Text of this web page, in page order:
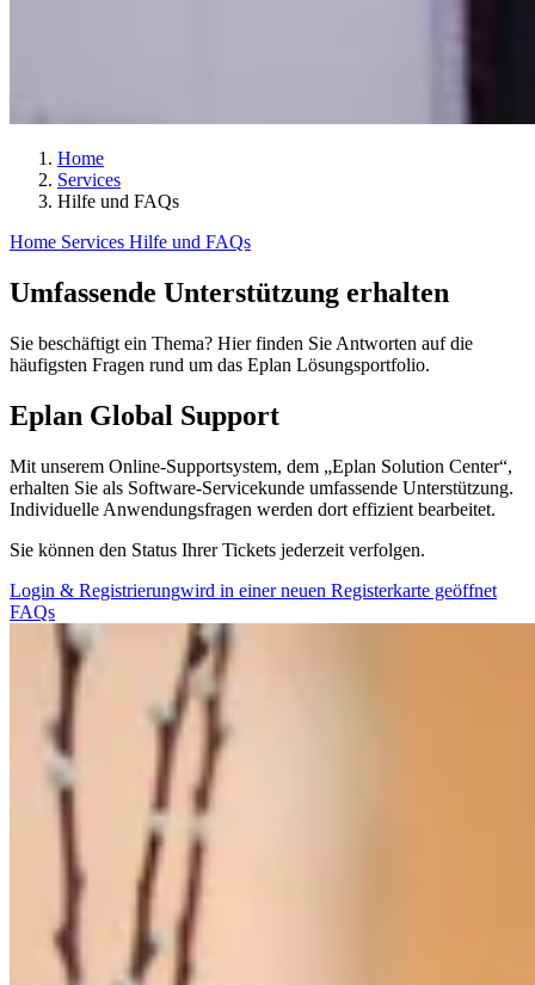
Home
Services
Hilfe und FAQs
Home Services Hilfe und FAQs
Umfassende Unterstützung erhalten
Sie beschäftigt ein Thema? Hier finden Sie Antworten auf die
häufigsten Fragen rund um das Eplan Lösungsportfolio.
Eplan Global Support
Mit unserem Online-Supportsystem, dem „Eplan Solution Center“,
erhalten Sie als Software-Servicekunde umfassende Unterstützung.
Individuelle Anwendungsfragen werden dort effizient bearbeitet.
Sie können den Status Ihrer Tickets jederzeit verfolgen.
Login & Registrierungwird in einer neuen Registerkarte geöffnet
FAQs